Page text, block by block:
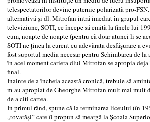
telespectatorilor devine puternic polarizată pro-FSN.
alternativă și dl. Mitrofan intră imediat în grupul
televiziune, SOTI, ce începe să emită la finele lui
cum, noapte de noapte (pentru că doar atunci li se
SOTI ne ținea la curent cu adevărata desfășurare a
fost suportul media necesar pentru Schimbarea de
în acel moment cariera dlui Mitrofan se apropia
final.
Înainte de a încheia această cronică, trebuie să
m-au apropiat de Gheorghe Mitrofan mult mai mult
de a citi cartea.
În primul rând, spune că la terminarea liceului (în
„tovarăși” care îi propun să meargă la Școala